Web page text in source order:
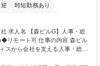
時短勤務あり
駅近5分以内 土日祝休み
・総
事の内容 森ビル
スから会社を支える人事・総務
ンスよく担当し、ゆくゆくは制